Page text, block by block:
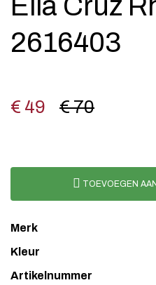
2616403
€ 70
€ 49
TOEVOEGEN
Merk
Kleur
Artikelnummer